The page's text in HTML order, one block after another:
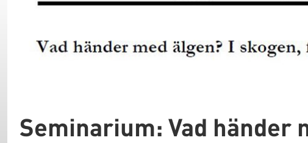
Seminarium: Vad händer